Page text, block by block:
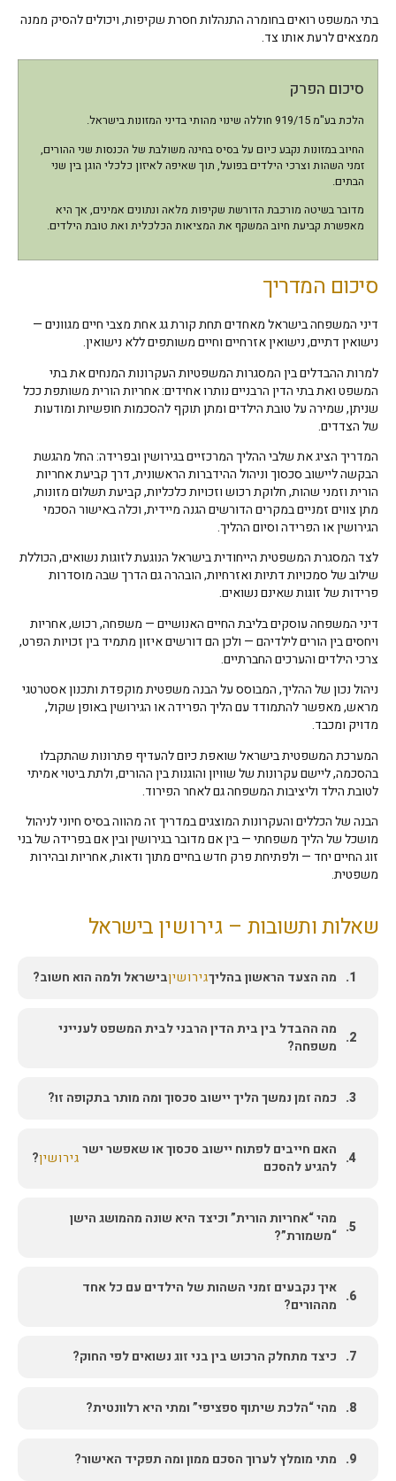
בתי המשפט רואים בחומרה התנהלות חסרת שקיפות, ויכולים להסיק ממנה
ממצאים לרעת אותו צד.
סיכום הפרק
הלכת בע"מ 919/15 חוללה שינוי מהותי בדיני המזונות בישראל.
החיוב במזונות נקבע כיום על בסיס בחינה משולבת של הכנסות שני ההורים,
זמני השהות וצרכי הילדים בפועל, תוך שאיפה לאיזון כלכלי הוגן בין שני
הבתים.
מדובר בשיטה מורכבת הדורשת שקיפות מלאה ונתונים אמינים, אך היא
מאפשרת קביעת חיוב המשקף את המציאות הכלכלית ואת טובת הילדים.
סיכום המדריך
דיני המשפחה בישראל מאחדים תחת קורת גג אחת מצבי חיים מגוונים —
נישואין דתיים, נישואין אזרחיים וחיים משותפים ללא נישואין.
למרות ההבדלים בין המסגרות המשפטיות העקרונות המנחים את בתי
המשפט ואת בתי הדין הרבניים נותרו אחידים: אחריות הורית משותפת ככל
שניתן, שמירה על טובת הילדים ומתן תוקף להסכמות חופשיות ומודעות
של הצדדים.
המדריך הציג את שלבי ההליך המרכזיים בגירושין ובפרידה: החל מהגשת
הבקשה ליישוב סכסוך וניהול ההידברות הראשונית, דרך קביעת אחריות
הורית וזמני שהות, חלוקת רכוש וזכויות כלכליות, קביעת תשלום מזונות,
מתן צווים זמניים במקרים הדורשים הגנה מיידית, וכלה באישור הסכמי
הגירושין או הפרידה וסיום ההליך.
לצד המסגרת המשפטית הייחודית בישראל הנוגעת לזוגות נשואים, הכוללת
שילוב של סמכויות דתיות ואזרחיות, הובהרה גם הדרך שבה מוסדרות
פרידות של זוגות שאינם נשואים.
דיני המשפחה עוסקים בליבת החיים האנושיים — משפחה, רכוש, אחריות
ויחסים בין הורים לילדיהם — ולכן הם דורשים איזון מתמיד בין זכויות הפרט,
צרכי הילדים והערכים החברתיים.
ניהול נכון של ההליך, המבוסס על הבנה משפטית מוקפדת ותכנון אסטרטגי
מראש, מאפשר להתמודד עם הליך הפרידה או הגירושין באופן שקול,
מדויק ומכבד.
המערכת המשפטית בישראל שואפת כיום להעדיף פתרונות שהתקבלו
בהסכמה, ליישם עקרונות של שוויון והוגנות בין ההורים, ולתת ביטוי אמיתי
לטובת הילד וליציבות המשפחה גם לאחר הפירוד.
הבנה של הכללים והעקרונות המוצגים במדריך זה מהווה בסיס חיוני לניהול
מושכל של הליך משפחתי — בין אם מדובר בגירושין ובין אם בפרידה של בני
זוג החיים יחד — ולפתיחת פרק חדש בחיים מתוך ודאות, אחריות ובהירות
משפטית.
שאלות ותשובות –גירושיןבישראל
מה הצעד הראשון בהליךגירושיןבישראל ולמה הוא חשוב?
מה ההבדל בין בית הדין הרבני לבית המשפט לענייני
משפחה?
כמה זמן נמשך הליך יישוב סכסוך ומה מותר בתקופה זו?
האם חייבים לפתוח יישוב סכסוך או שאפשר ישר
להגיע להסכם
גירושין?
מהי “אחריות הורית” וכיצד היא שונה מהמושג הישן
“משמורת”?
איך נקבעים זמני השהות של הילדים עם כל אחד
מההורים?
כיצד מתחלק הרכוש בין בני זוג נשואים לפי החוק?
מהי “הלכת שיתוף ספציפי” ומתי היא רלוונטית?
מתי מומלץ לערוך הסכם ממון ומה תפקיד האישור?